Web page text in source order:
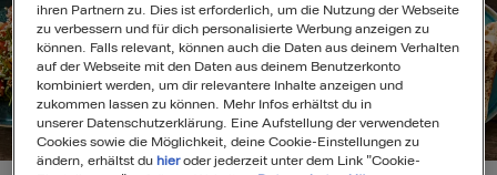
Search
ihren Partnern zu. Dies ist erforderlich, um die Nutzung der Webseite
zu verbessern und für dich personalisierte Werbung anzeigen zu
können. Falls relevant, können auch die Daten aus deinem Verhalten
auf der Webseite mit den Daten aus deinem Benutzerkonto
kombiniert werden, um dir relevantere Inhalte anzeigen und
zukommen lassen zu können. Mehr Infos erhältst du in
unserer Datenschutzerklärung. Eine Aufstellung der verwendeten
Cookies sowie die Möglichkeit, deine Cookie-Einstellungen zu
ändern, erhältst duhieroder jederzeit unter dem Link "Cookie-